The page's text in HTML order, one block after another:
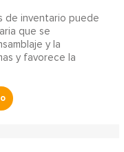
de inventario puede
que se
y la
y favorece la